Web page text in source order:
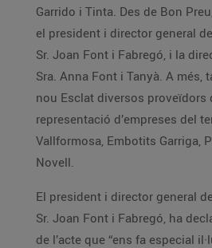
Garrido i Tinta. Des de Bon
el president i director general
Sr. Joan Font i Fabregó, i la
Sra. Anna Font i Tanyà. A més,
nou Esclat diversos proveïdors
representació d’empreses del
Vallformosa, Embotits Garriga,
Novell.
El president i director general
Sr. Joan Font i Fabregó, ha
de l’acte que “ens fa especial